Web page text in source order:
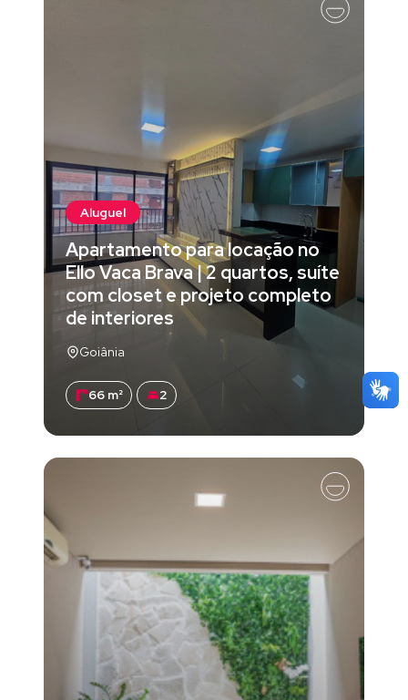
Aluguel
Apartamento para locação no
Ello Vaca Brava | 2 quartos, suíte
com closet e projeto completo
de interiores
Goiânia
66 m² 2